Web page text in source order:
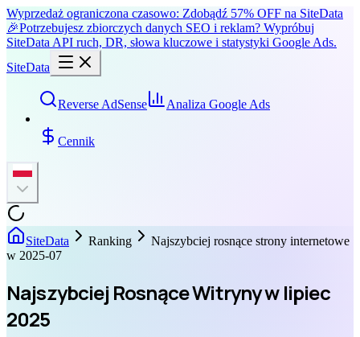
Wyprzedaż ograniczona czasowo: Zdobądź 57% OFF na SiteData
🎉Potrzebujesz zbiorczych danych SEO i reklam? Wypróbuj
SiteData API ruch, DR, słowa kluczowe i statystyki Google Ads.
SiteData
Reverse AdSense Analiza Google Ads
Cennik
SiteData Ranking
Najszybciej rosnące strony internetowe
w 2025-07
Najszybciej Rosnące Witryny w lipiec
2025